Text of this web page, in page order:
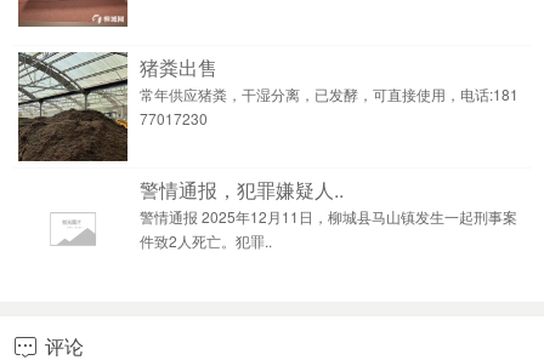
猪粪出售
常年供应猪粪，干湿分离，已发酵，可直接使用，电话:181
77017230
警情通报，犯罪嫌疑人..
警情通报 2025年12月11日，柳城县马山镇发生一起刑事案
件致2人死亡。犯罪..
 评论